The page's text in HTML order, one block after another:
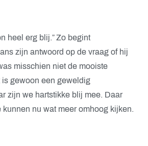
heel erg blij.” Zo begint
zijn antwoord op de vraag of hij
misschien niet de mooiste
gewoon een geweldig
zijn we hartstikke blij mee. Daar
nu wat meer omhoog kijken.